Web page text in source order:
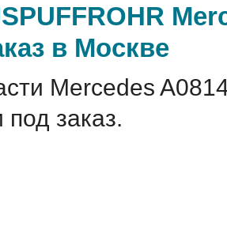
в Москве
Mercedes
заказ.